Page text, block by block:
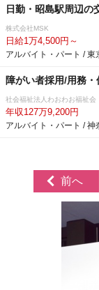
日勤・昭島駅周辺の
株式会社MSK
日給1万4,500円～
アルバイト・パート / 東
障がい者採用/用務
社会福祉法人わおわお福祉会
年収127万9,200円
アルバイト・パート / 神
前へ